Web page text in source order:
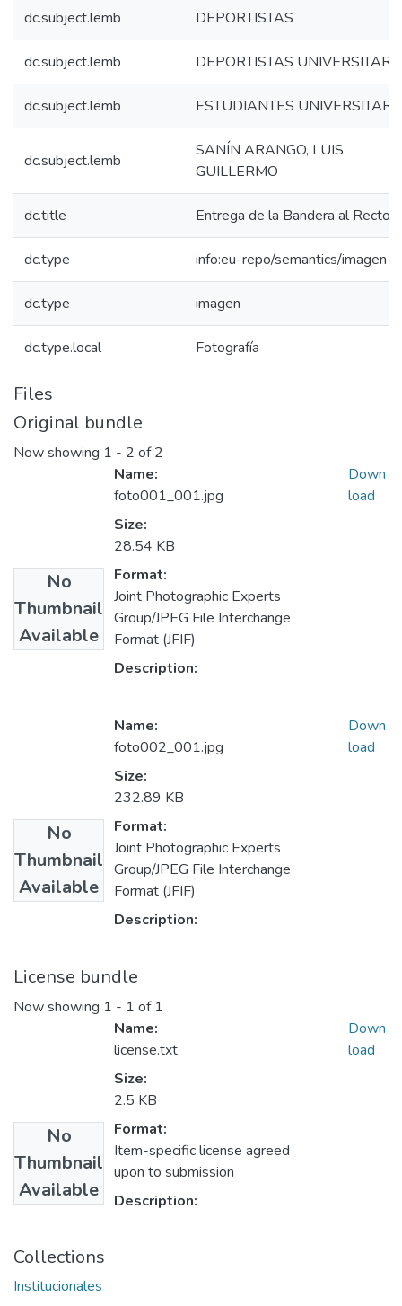
dc.subject.lemb DEPORTISTAS
dc.subject.lemb DEPORTISTAS
dc.subject.lemb ESTUDIANTES
dc.subject.lemb
SANÍN ARANGO, LUIS
GUILLERMO
dc.title Entrega de la Bandera al Rector
dc.type info:eu-repo/semantics/imagen
dc.type imagen
dc.type.local Fotografía
Files
Original bundle
Now showing 1 - 2 of 2
No
Thumbnail
Available
Name:
foto001_001.jpg
Size:
28.54 KB
Format:
Joint Photographic Experts
Group/JPEG File Interchange
Format (JFIF)
Description:
Down
load
No
Thumbnail
Available
Name:
foto002_001.jpg
Size:
232.89 KB
Format:
Joint Photographic Experts
Group/JPEG File Interchange
Format (JFIF)
Description:
Down
load
License bundle
Now showing 1 - 1 of 1
No
Thumbnail
Available
Name:
license.txt
Size:
2.5 KB
Format:
Item-specific license agreed
upon to submission
Description:
Down
load
Collections
Institucionales